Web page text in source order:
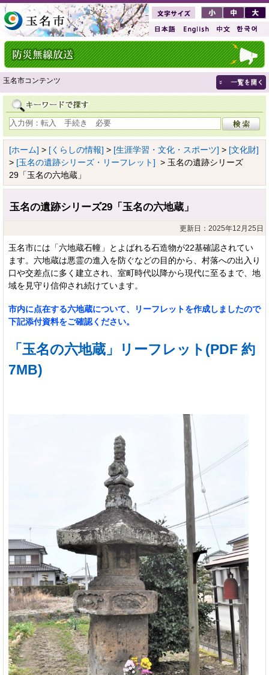
玉名市コンテンツ
[ホーム] > [くらしの情報] > [生涯学習・文化・スポーツ] > [文化財]
> [玉名の遺跡シリーズ・リーフレット] > 玉名の遺跡シリーズ
29「玉名の六地蔵」
玉名の遺跡シリーズ29「玉名の六地蔵」
更新日：2025年12月25日
玉名市には「六地蔵石幢」とよばれる石造物が22基確認されてい
ます。六地蔵は悪霊の進入を防ぐなどの目的から、村落への出入り
口や交差点に多く建立され、室町時代以降から現代に至るまで、地
域を見守り信仰され続けています。
市内に点在する六地蔵について、リーフレットを作成しましたので
下記添付資料をご確認ください。
「玉名の六地蔵」リーフレット(PDF 約
7MB)